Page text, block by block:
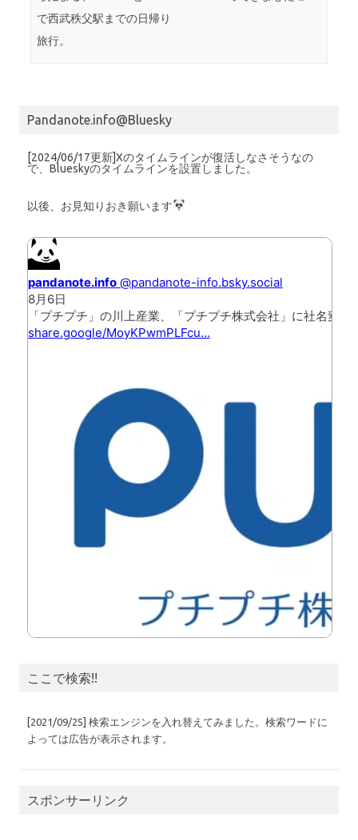
で西武秩父駅までの日帰り
旅行。
Pandanote.info@Bluesky
[2024/06/17更新]Xのタイムラインが復活しなさそうなの
で、Blueskyのタイムラインを設置しました。
以後、お見知りおき願います
ここで検索!!
[2021/09/25] 検索エンジンを入れ替えてみました。検索ワードに
よっては広告が表示されます。
スポンサーリンク